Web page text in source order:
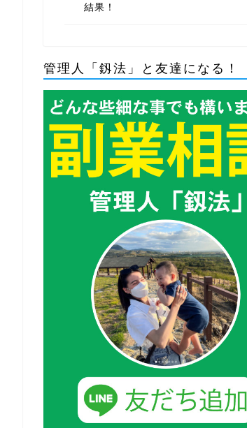
結果！
管理人「釼法」と友達になる！